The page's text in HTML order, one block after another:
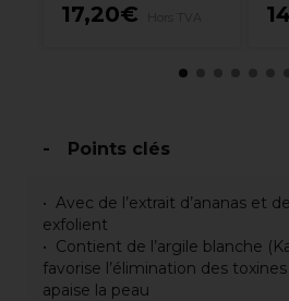
17,20€
Points clés
Avec de l’extrait d’ananas et
exfolient
Contient de l’argile blanche
favorise l’élimination des
apaise la peau